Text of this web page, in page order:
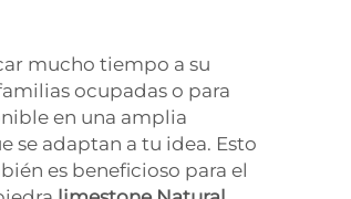
mucho tiempo a su
ocupadas o para
en una amplia
se adaptan a tu idea. Esto
es beneficioso para el